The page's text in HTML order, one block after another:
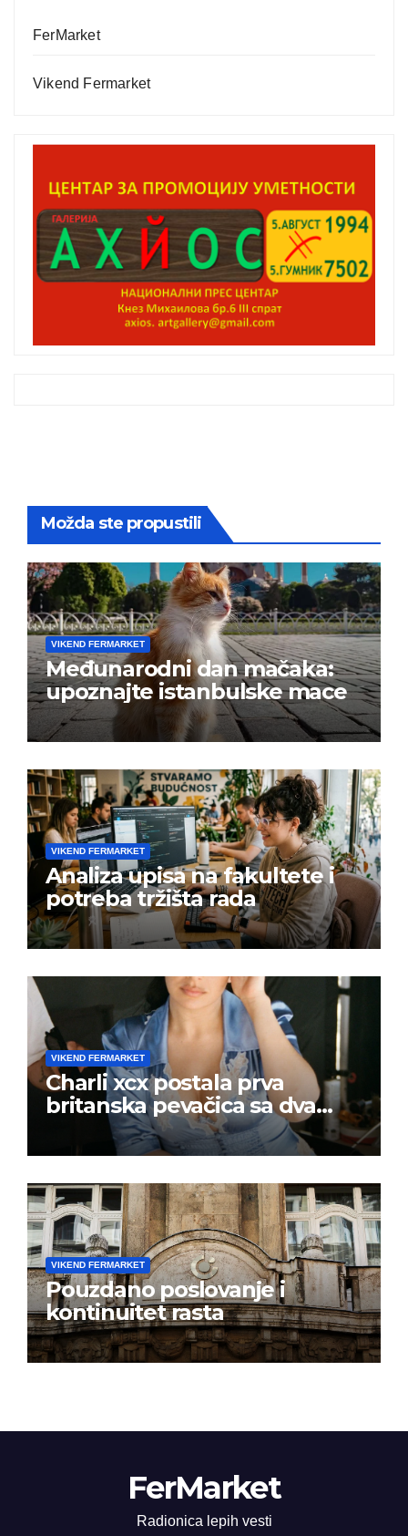
FerMarket
Vikend Fermarket
Možda ste propustili
VIKEND FERMARKET
Međunarodni dan mačaka:
upoznajte istanbulske mace
VIKEND FERMARKET
Analiza upisa na fakultete i
potreba tržišta rada
VIKEND FERMARKET
Charli xcx postala prva
britanska pevačica sa dva
albuma na prvom mestu u
istoj kalendarskoj godini
VIKEND FERMARKET
Pouzdano poslovanje i
kontinuitet rasta
FerMarket
Radionica lepih vesti